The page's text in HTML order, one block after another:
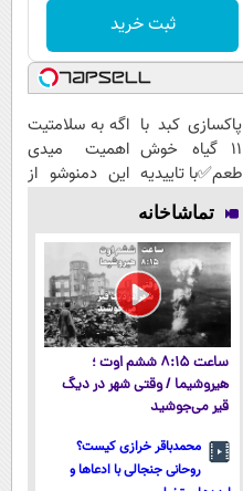
ثبت خرید
پاکسازی کبد با
11 گیاه خوش
طعم✅با تاییدیه
وزارت بهداشت
اگه به سلامتیت
اهمیت میدی
این دمنوشو از
تماشاخانه
ساعت ۸:۱۵ ششم اوت ؛
هیروشیما / وقتی شهر در دیگ
قیر می‌جوشید
محمدباقر خرازی کیست؟
روحانی جنجالی با ادعاها و